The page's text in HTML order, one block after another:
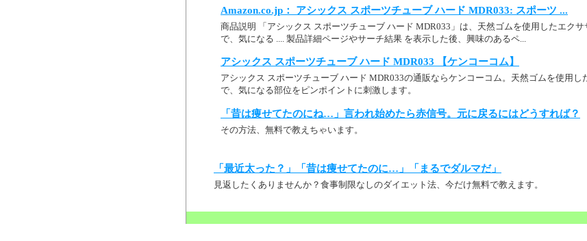
Amazon.co.jp： アシックス スポーツチューブ ハード MDR033: スポーツ ...
商品説明 「アシックス スポーツチューブ ハード MDR033」は、天然ゴムを使用したエク
で、気になる .... 製品詳細ページやサーチ結果 を表示した後、興味のあるペ...
アシックス スポーツチューブ ハード MDR033 【ケンコーコム】
アシックス スポーツチューブ ハード MDR033の通販ならケンコーコム。天然ゴムを使用
で、気になる部位をピンポイントに刺激します。
「昔は痩せてたのにね…」言われ始めたら赤信号。元に戻るにはどうすれば？
その方法、無料で教えちゃいます。
「最近太った？」「昔は痩せてたのに…」「まるでダルマだ」
見返したくありませんか？食事制限なしのダイエット法、今だけ無料で教えます。